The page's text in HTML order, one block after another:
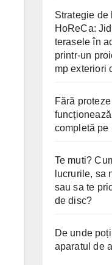
Strategie de
HoReCa:
terasele în
printr-un
mp exteriori
Fără
completă pe
Te muti?
lucrurile, sa
sau sa te
de disc?
De unde
aparatul de